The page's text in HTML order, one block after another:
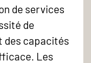
de services
de
des capacités
Les